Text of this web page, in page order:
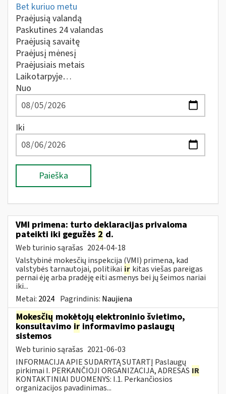
Bet kuriuo metu
Praėjusią valandą
Paskutines 24 valandas
Praėjusią savaitę
Praėjusį mėnesį
Praėjusiais metais
Laikotarpyje…
Nuo
Iki
Paieška
VMI primena: turto deklaracijas privaloma
pateikti iki gegužės 2 d.
Web turinio sąrašas 2024-04-18
Valstybinė mokesčių inspekcija (VMI) primena, kad
valstybės tarnautojai, politikai ir kitas viešas pareigas
pernai ėję arba pradėję eiti asmenys bei jų šeimos nariai
iki...
Metai: 2024 Pagrindinis: Naujiena
Mokesčių mokėtojų elektroninio švietimo,
konsultavimo ir informavimo paslaugų
sistemos
Web turinio sąrašas 2021-06-03
INFORMACIJA APIE SUDARYTĄ SUTARTĮ Paslaugų
pirkimai I. PERKANČIOJI ORGANIZACIJA, ADRESAS IR
KONTAKTINIAI DUOMENYS: I.1. Perkančiosios
organizacijos pavadinimas...